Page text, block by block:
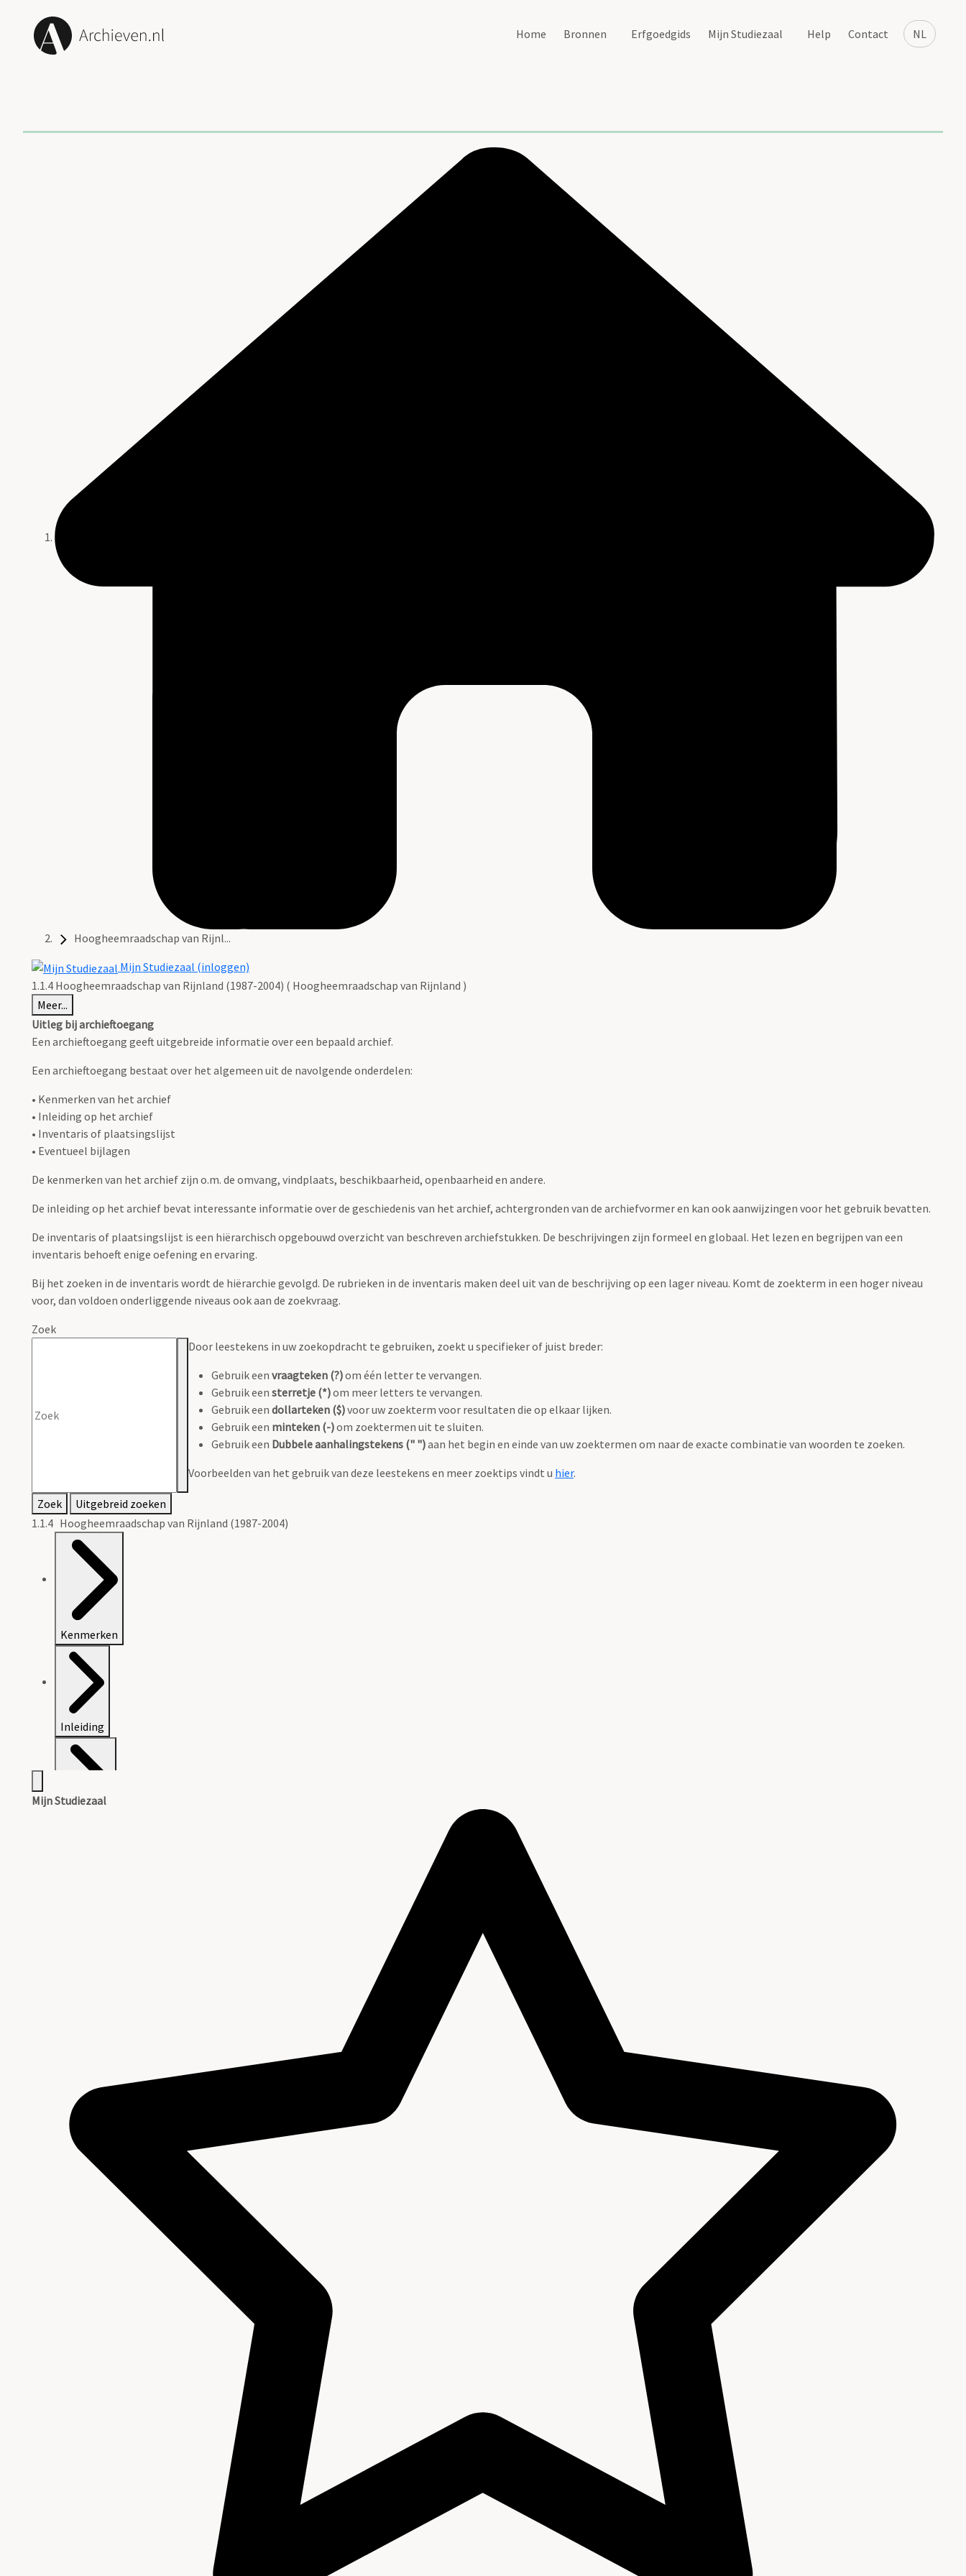
NL
Home Bronnen Erfgoedgids Mijn Studiezaal Help Contact
Hoogheemraadschap van Rijnl...
Mijn Studiezaal (inloggen)
1.1.4 Hoogheemraadschap van Rijnland (1987-2004) ( Hoogheemraadschap van Rijnland )
Meer...
Uitleg bij archieftoegang
Een archieftoegang geeft uitgebreide informatie over een bepaald archief.
Een archieftoegang bestaat over het algemeen uit de navolgende onderdelen:
• Kenmerken van het archief
• Inleiding op het archief
• Inventaris of plaatsingslijst
• Eventueel bijlagen
De kenmerken van het archief zijn o.m. de omvang, vindplaats, beschikbaarheid, openbaarheid en andere.
De inleiding op het archief bevat interessante informatie over de geschiedenis van het archief, achtergronden van de archiefvormer en kan ook aanwijzingen voor het gebruik bevatten.
De inventaris of plaatsingslijst is een hiërarchisch opgebouwd overzicht van beschreven archiefstukken. De beschrijvingen zijn formeel en globaal. Het lezen en begrijpen van een
inventaris behoeft enige oefening en ervaring.
Bij het zoeken in de inventaris wordt de hiërarchie gevolgd. De rubrieken in de inventaris maken deel uit van de beschrijving op een lager niveau. Komt de zoekterm in een hoger niveau
voor, dan voldoen onderliggende niveaus ook aan de zoekvraag.
Zoek
Door leestekens in uw zoekopdracht te gebruiken, zoekt u specifieker of juist breder:
Gebruik een vraagteken (?)om één letter te vervangen.
Gebruik een sterretje (*)om meer letters te vervangen.
Gebruik een dollarteken ($)voor uw zoekterm voor resultaten die op elkaar lijken.
Gebruik een minteken (-)om zoektermen uit te sluiten.
Gebruik een Dubbele aanhalingstekens (" ")aan het begin en einde van uw zoektermen om naar de exacte combinatie van woorden te zoeken.
Voorbeelden van het gebruik van deze leestekens en meer zoektips vindt u hier.
Zoek
Uitgebreid zoeken
1.1.4 Hoogheemraadschap van Rijnland (1987-2004)
Kenmerken
Inleiding
Mijn Studiezaal